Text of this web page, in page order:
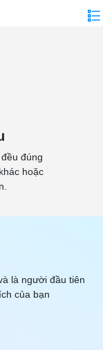
đúng
hoặc
là người đầu tiên
của bạn